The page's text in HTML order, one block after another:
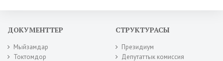
ДОКУМЕНТТЕР
Мыйзамдар
Токтомдор
СТРУКТУРАСЫ
Президиум
Депутаттык комиссия